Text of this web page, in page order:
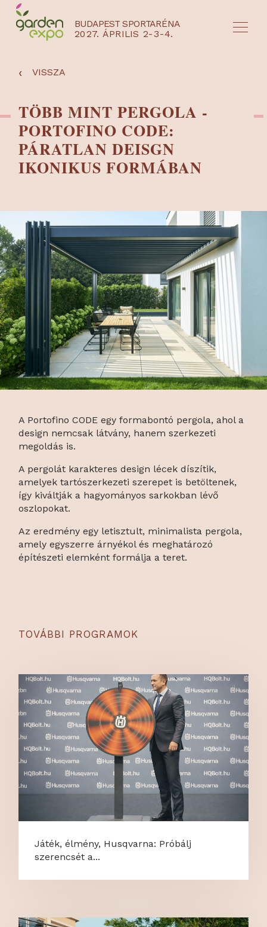
BUDAPEST SPORTARÉNA
2027. ÁPRILIS 2-3-4.
NYEREMÉNYJÁTÉK / REGISZTRÁCIÓ
‹ VISSZA
TÖBB MINT PERGOLA -
PORTOFINO CODE:
PÁRATLAN DEISGN
IKONIKUS FORMÁBAN
A Portofino CODE egy formabontó pergola, ahol a
design nemcsak látvány, hanem szerkezeti
megoldás is.
A pergolát karakteres design lécek díszítik,
amelyek tartószerkezeti szerepet is betöltenek,
így kiváltják a hagyományos sarkokban lévő
oszlopokat.
Az eredmény egy letisztult, minimalista pergola,
amely egyszerre árnyékol és meghatározó
építészeti elemként formálja a teret.
TOVÁBBI PROGRAMOK
Játék, élmény, Husqvarna: Próbálj
szerencsét a...